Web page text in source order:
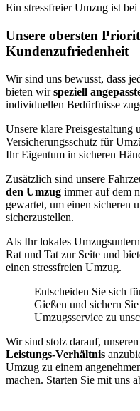
Ein stressfreier Umzug ist bei
Unsere obersten
Kundenzufriedenheit
Wir sind uns bewusst, dass
bieten wirspeziell
individuellen Bedürfnisse
Unsere klare Preisgestaltung
Versicherungsschutz für
Ihr Eigentum in sicheren
Zusätzlich sind unsere
den Umzug immer auf dem
gewartet, um einen sicheren
sicherzustellen.
Als Ihr lokales
Rat und Tat zur Seite und
einen stressfreien Umzug.
Entscheiden Sie sich
Gießen und sichern
Umzugsservice zu
Wir sind stolz darauf,
Leistungs-Verhältnis
Umzug zu einem
machen. Starten Sie mit uns